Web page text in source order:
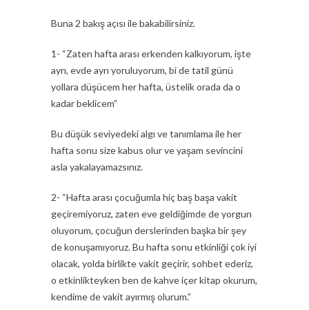
Buna 2 bakış açısı ile bakabilirsiniz.
1- “Zaten hafta arası erkenden kalkıyorum, işte
ayrı, evde ayrı yoruluyorum, bi de tatil günü
yollara düşücem her hafta, üstelik orada da o
kadar beklicem”
Bu düşük seviyedeki algı ve tanımlama ile her
hafta sonu size kabus olur ve yaşam sevincini
asla yakalayamazsınız.
2- “Hafta arası çocuğumla hiç baş başa vakit
geçiremiyoruz, zaten eve geldiğimde de yorgun
oluyorum, çocuğun derslerinden başka bir şey
de konuşamıyoruz. Bu hafta sonu etkinliği çok iyi
olacak, yolda birlikte vakit geçirir, sohbet ederiz,
o etkinlikteyken ben de kahve içer kitap okurum,
kendime de vakit ayırmış olurum.”